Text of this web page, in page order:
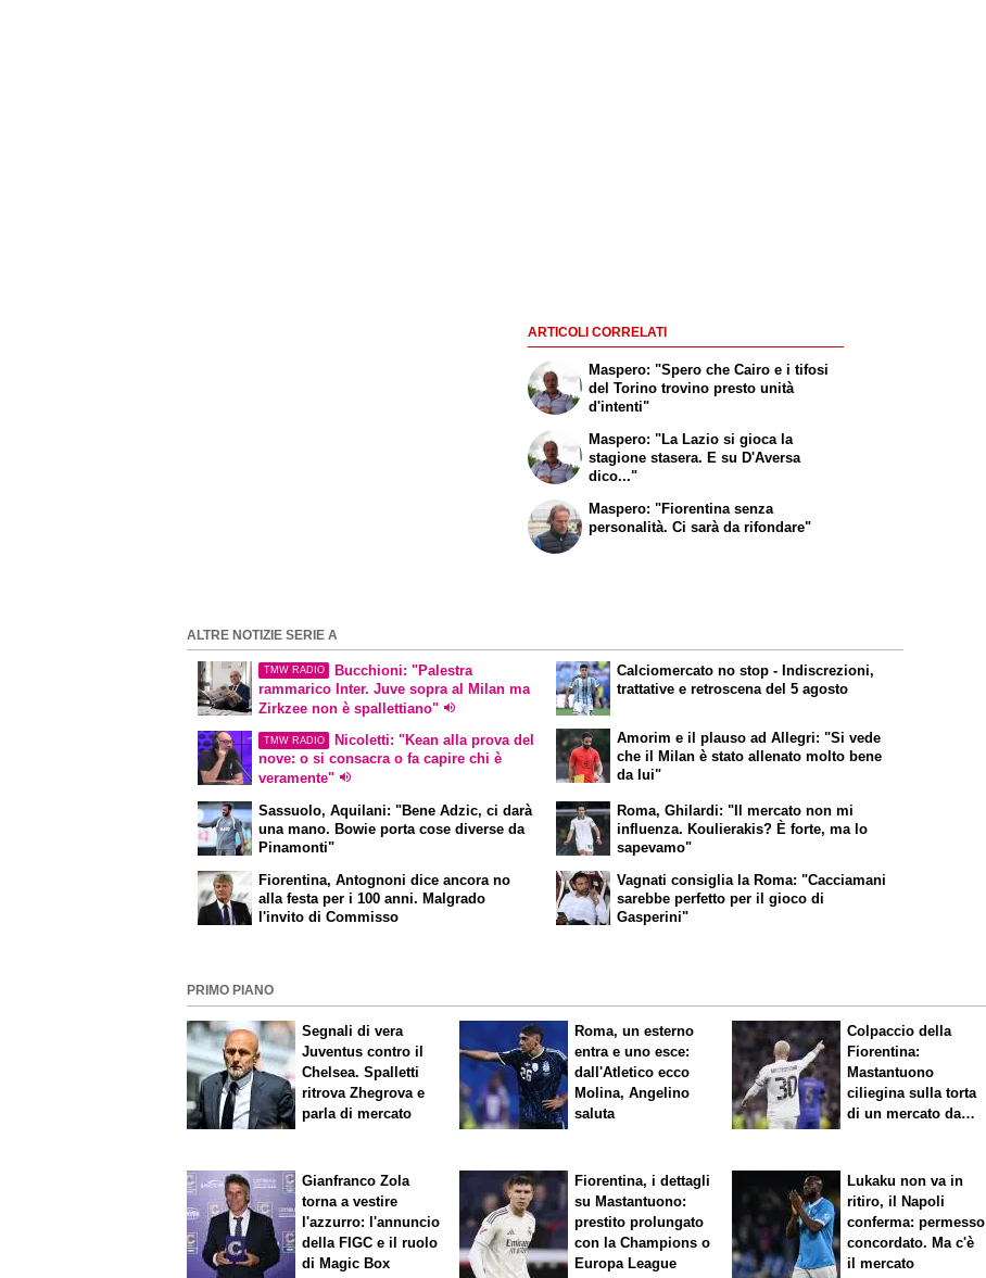
ARTICOLI CORRELATI
Maspero: "Spero che Cairo e i tifosi
del Torino trovino presto unità
d'intenti"
Maspero: "La Lazio si gioca la
stagione stasera. E su D'Aversa
dico..."
Maspero: "Fiorentina senza
personalità. Ci sarà da rifondare"
ALTRE NOTIZIE SERIE A
TMW RADIO
Bucchioni: "Palestra
rammarico Inter. Juve sopra al Milan ma
Zirkzee non èspallettiano"
TMW RADIO
Nicoletti: "Kean alla prova del
nove: o si consacra o fa capire chi è
veramente"
Calciomercato no stop - Indiscrezioni,
trattative e retroscena del 5 agosto
Amorim e il plauso ad Allegri: "Si vede
che il Milan è stato allenato molto bene
da lui"
Sassuolo, Aquilani: "Bene Adzic, ci darà
una mano. Bowie porta cose diverse da
Pinamonti"
Fiorentina, Antognoni dice ancora no
alla festa per i 100 anni. Malgrado
l'invito di Commisso
Roma, Ghilardi: "Il mercato non mi
influenza. Koulierakis? È forte, ma lo
sapevamo"
Vagnati consiglia la Roma: "Cacciamani
sarebbe perfetto per il gioco di
Gasperini"
PRIMO PIANO
Segnali di vera
Juventus contro il
Chelsea. Spalletti
ritrova Zhegrova e
parla di mercato
Roma, un esterno
entra e uno esce:
dall'Atletico ecco
Molina, Angelino
saluta
Colpaccio della
Fiorentina:
Mastantuono
ciliegina sulla torta
di un mercato da
Gianfranco Zola
torna a vestire
l'azzurro: l'annuncio
della FIGC e il ruolo
di Magic Box
Fiorentina, i dettagli
su Mastantuono:
prestito prolungato
con la Champions o
Europa League
Lukaku non va in
ritiro, il Napoli
conferma: permesso
concordato. Ma c'è
il mercato